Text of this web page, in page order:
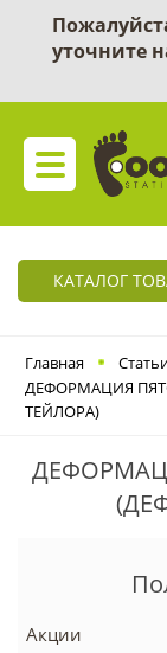
уточните
КАТАЛОГ
Главная
ДЕФОРМАЦИЯ
ТЕЙЛОРА)
Акции